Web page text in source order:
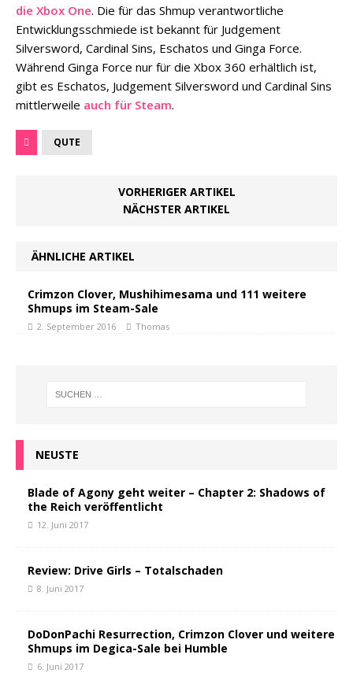
die Xbox One. Die für das Shmup verantwortliche
Entwicklungsschmiede ist bekannt für Judgement
Silversword, Cardinal Sins, Eschatos und Ginga Force.
Während Ginga Force nur für die Xbox 360 erhältlich ist,
gibt es Eschatos, Judgement Silversword und Cardinal Sins
mittlerweile auch für Steam.
QUTE
VORHERIGER ARTIKEL
NÄCHSTER ARTIKEL
ÄHNLICHE ARTIKEL
Crimzon Clover, Mushihimesama und 111 weitere
Shmups im Steam-Sale
2. September 2016 Thomas
NEUSTE
Blade of Agony geht weiter – Chapter 2: Shadows of
the Reich veröffentlicht
12. Juni 2017
Review: Drive Girls – Totalschaden
8. Juni 2017
DoDonPachi Resurrection, Crimzon Clover und weitere
Shmups im Degica-Sale bei Humble
6. Juni 2017